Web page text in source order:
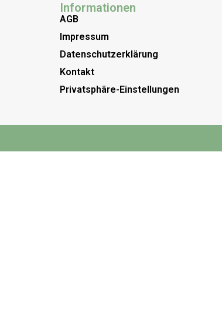
Informationen
AGB
Impressum
Datenschutzerklärung
Kontakt
Privatsphäre-Einstellungen